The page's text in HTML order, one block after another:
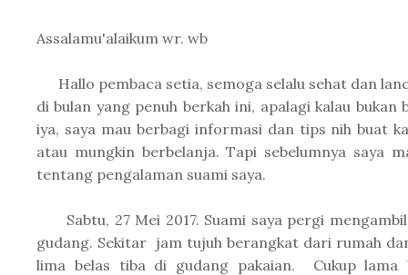
Assalamu'alaikum wr. wb
Hallo pembaca setia, semoga selalu sehat dan
di bulan yang penuh berkah ini, apalagi kalau bukan
iya, saya mau berbagi informasi dan tips nih buat
atau mungkin berbelanja. Tapi sebelumnya saya
tentang pengalaman suami saya.
Sabtu, 27 Mei 2017. Suami saya pergi
gudang. Sekitar jam tujuh berangkat dari rumah
lima belas tiba di gudang pakaian. Cukup lama